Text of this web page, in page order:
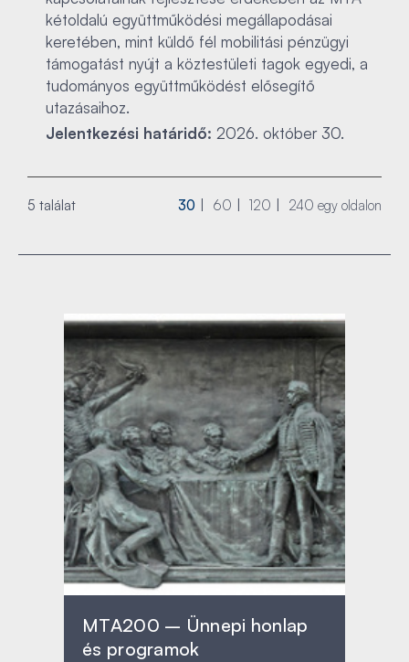
kétoldalú együttműködési megállapodásai
keretében, mint küldő fél mobilitási pénzügyi
támogatást nyújt a köztestületi tagok egyedi, a
tudományos együttműködést elősegítő
utazásaihoz.
Jelentkezési határidő: 2026. október 30.
5 találat 240 egy oldalon
120
60
30
MTA200 – Ünnepi honlap
és programok